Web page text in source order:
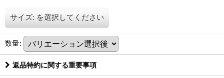
サイズ: を選択してください
数量:
返品特約に関する重要事項